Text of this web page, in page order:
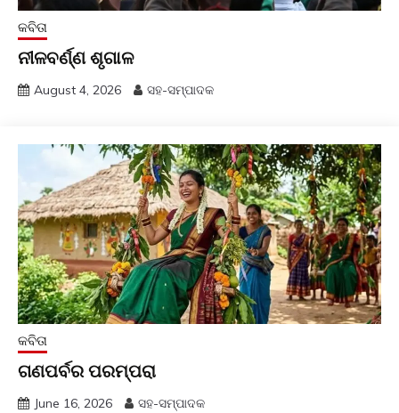
କବିତା
ନୀଳବର୍ଣ୍ଣ ଶୃଗାଳ
August 4, 2026 ସହ-ସମ୍ପାଦକ
କବିତା
ଗଣପର୍ବର ପରମ୍ପରା
June 16, 2026 ସହ-ସମ୍ପାଦକ